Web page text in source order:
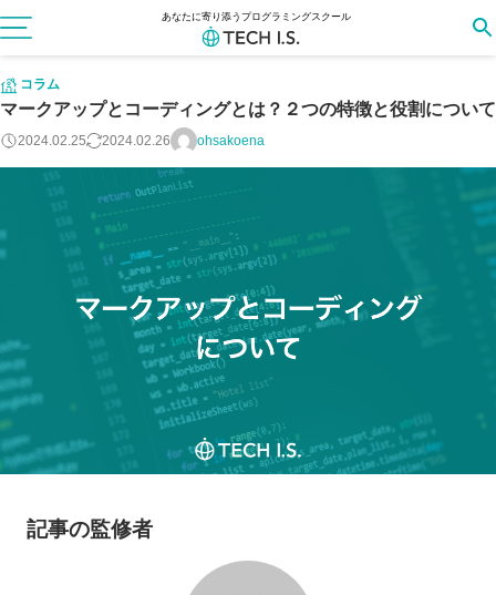
あなたに寄り添うプログラミングスクール
コラム
マークアップとコーディングとは？２つの特徴と役割について
2024.02.25 2024.02.26 ohsakoena
記事の監修者